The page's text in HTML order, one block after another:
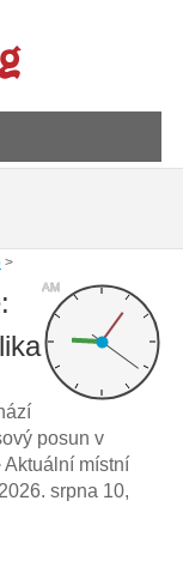
>
AM
posun v
místní
srpna 10,